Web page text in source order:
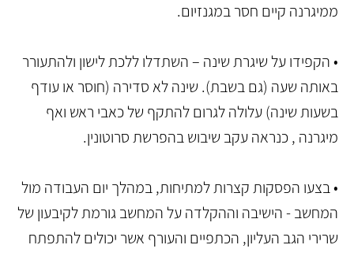
ממיגרנה קיים חסר במגנזיום.
• הקפידו על שיגרת שינה – השתדלו ללכת לישון ולהתעורר
באותה שעה (גם בשבת). שינה לא סדירה (חוסר או עודף
בשעות שינה) עלולה לגרום להתקף של כאבי ראש ואף
מיגרנה , כנראה עקב שיבוש בהפרשת סרוטונין.
• בצעו הפסקות קצרות למתיחות, במהלך יום העבודה מול
המחשב - הישיבה וההקלדה על המחשב גורמת לקיבעון של
שרירי הגב העליון, הכתפיים והעורף אשר יכולים להתפתח